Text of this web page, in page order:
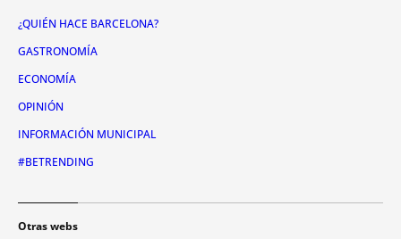
¿QUIÉN HACE BARCELONA?
GASTRONOMÍA
ECONOMÍA
OPINIÓN
INFORMACIÓN MUNICIPAL
#BETRENDING
Otras webs